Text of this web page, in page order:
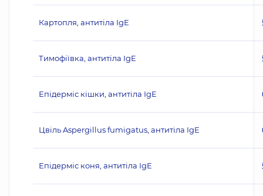
Картопля, антитіла IgE
Тимофіївка, антитіла IgE
Епідерміс кішки, антитіла IgE
Цвіль Aspergillus fumigatus, антитіла IgE
Епідерміс коня, антитіла IgE